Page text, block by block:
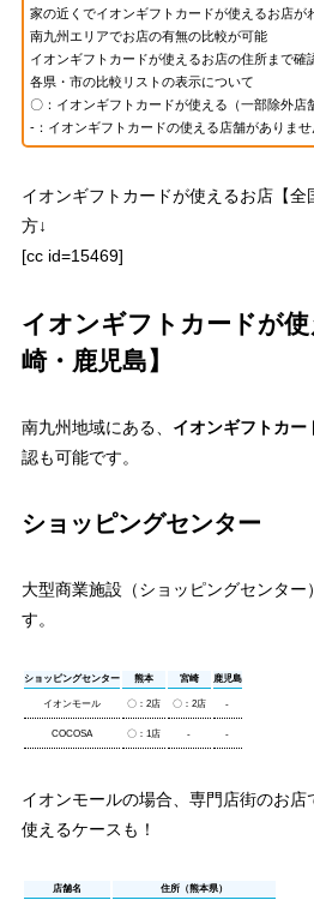
家の近くでイオンギフトカードが使えるお店が
南九州エリアでお店の有無の比較が可能
イオンギフトカードが使えるお店の住所まで確
各県・市の比較リストの表示について
〇：イオンギフトカードが使える（一部除外店
-：イオンギフトカードの使える店舗がありませ
イオンギフトカードが使えるお店【
方↓
[cc id=15469]
イオンギフトカードが
崎・鹿児島】
南九州地域にある、 イオンギフトカー
認も可能です。
ショッピングセンター
大型商業施設（ショッピングセンタ
す。
ショッピングセンター 熊本 宮崎 鹿児島
イオンモール 〇：2店 〇：2店 -
COCOSA 〇：1店 - -
イオンモールの場合、専門店街のお
使えるケースも！
店舗名 住所（熊本県）